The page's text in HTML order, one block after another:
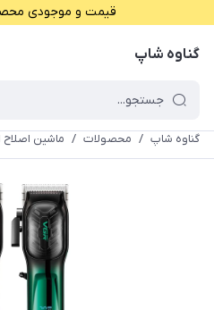
قیمت و موجودی
گناوه شاپ
گناوه شاپ / محصولات / ماشین اصلاح